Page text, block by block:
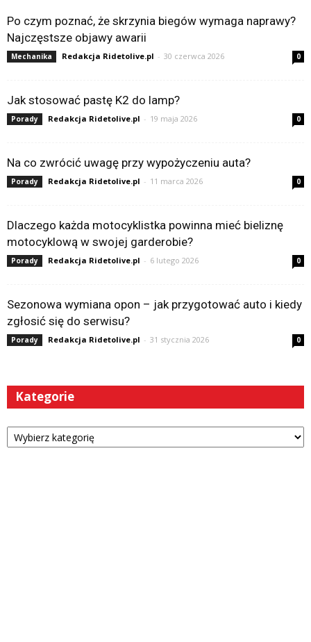
Po czym poznać, że skrzynia biegów wymaga naprawy?
Najczęstsze objawy awarii
Mechanika Redakcja Ridetolive.pl - 30 czerwca 2026 0
Jak stosować pastę K2 do lamp?
Porady Redakcja Ridetolive.pl - 19 maja 2026 0
Na co zwrócić uwagę przy wypożyczeniu auta?
Porady Redakcja Ridetolive.pl - 11 marca 2026 0
Dlaczego każda motocyklistka powinna mieć bieliznę
motocyklową w swojej garderobie?
Porady Redakcja Ridetolive.pl - 6 lutego 2026 0
Sezonowa wymiana opon – jak przygotować auto i kiedy
zgłosić się do serwisu?
Porady Redakcja Ridetolive.pl - 31 stycznia 2026 0
Kategorie
Kategorie